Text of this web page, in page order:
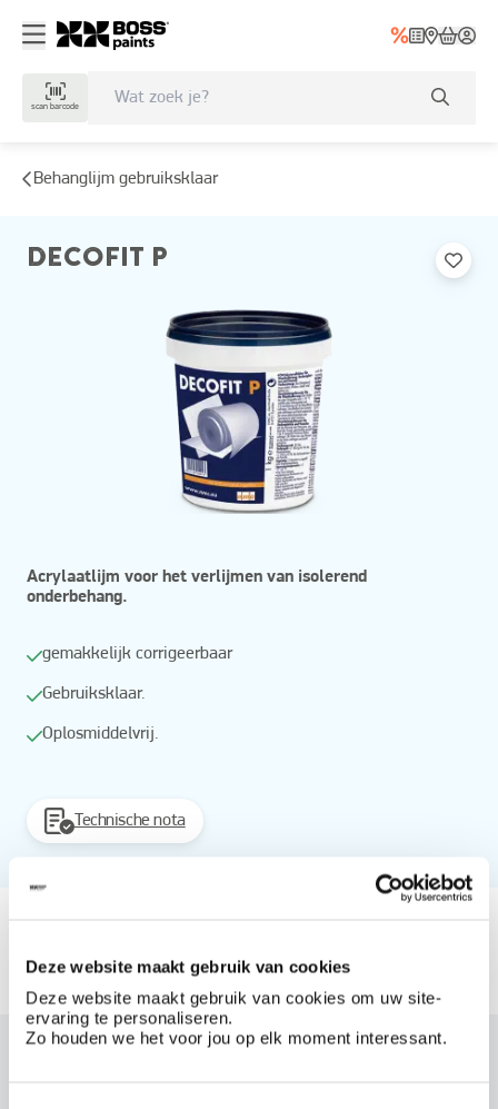
Deze website maakt gebruik van cookies
Deze website maakt gebruik van cookies om uw site-
ervaring te personaliseren.
Zo houden we het voor jou op elk moment interessant.
scan barcode
Behanglijm gebruiksklaar
DECOFIT P
Acrylaatlijm voor het verlijmen van isolerend
onderbehang.
gemakkelijk corrigeerbaar
Gebruiksklaar.
Oplosmiddelvrij.
Technische nota
1 kg 4 kg